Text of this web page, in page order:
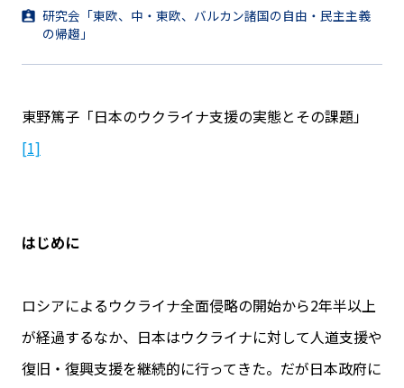
研究会「東欧、中・東欧、バルカン諸国の自由・民主主義
の帰趨」
東野篤子「日本のウクライナ支援の実態とその課題」
[1]
はじめに
ロシアによるウクライナ全面侵略の開始から2年半以上
が経過するなか、日本はウクライナに対して人道支援や
復旧・復興支援を継続的に行ってきた。だが日本政府に